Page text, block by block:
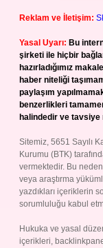
Reklam ve İletişim:
Yasal Uyarı: Bu
şirketi ile hiçbir
hazırladığımız
haber niteliği
paylaşım
benzerlikleri
halindedir ve tavsiye
Sitemiz, 5651 Sayılı
Kurumu (BTK)
vermektedir. Bu
veya araştırma
yazdıkları içeriklerin
sorumluluğu kabul
Hukuka ve yasal
içerikleri,